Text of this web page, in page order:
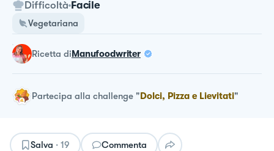
Difficoltà Facile
Vegetariana
ricetta diManufoodwriter
Partecipa alla challenge "Dolci, Pizza e Lievitati"
Salva · 19 Commenta